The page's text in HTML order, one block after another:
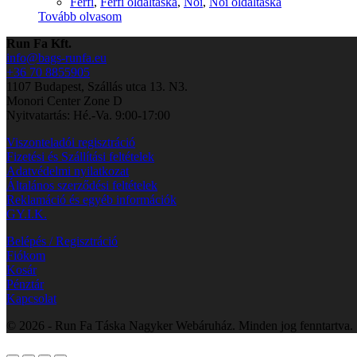
Tovább olvasom
Run Fa Kft.
info@bags-runfa.eu
+36 70 8855905
1107 Budapest, Szállás utca 13. N3.
Monori Center Zone D
Nyitvatartás: Hé.-Va. 9:00-17:00
Viszonteladói regisztráció
Fizetési és Szállítási feltételek
Adatvédelmi nyilatkozat
Általános szerződési feltételek
Reklamáció és egyéb információk
GY.I.K.
Belépés / Regisztráció
Fiókom
Kosár
Pénztár
Kapcsolat
© 2026 - Run Fa Táska Nagyker Webáruház. Minden jog fenntartva.